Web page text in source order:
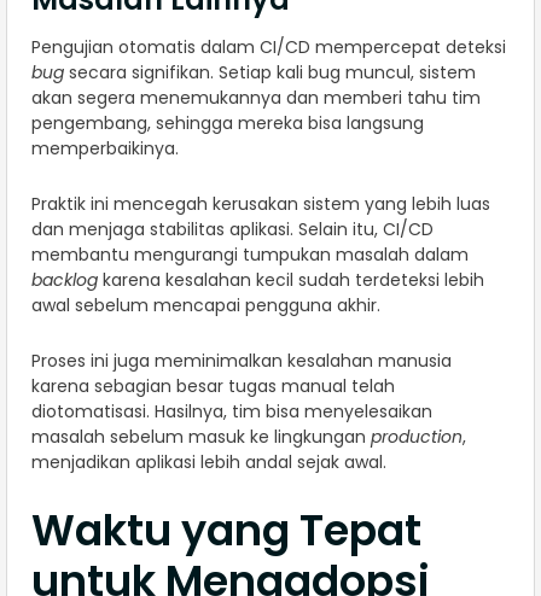
Pengujian otomatis dalam CI/CD mempercepat deteksi
bug secara signifikan. Setiap kali bug muncul, sistem
akan segera menemukannya dan memberi tahu tim
pengembang, sehingga mereka bisa langsung
memperbaikinya.
Praktik ini mencegah kerusakan sistem yang lebih luas
dan menjaga stabilitas aplikasi. Selain itu, CI/CD
membantu mengurangi tumpukan masalah dalam
backlog karena kesalahan kecil sudah terdeteksi lebih
awal sebelum mencapai pengguna akhir.
Proses ini juga meminimalkan kesalahan manusia
karena sebagian besar tugas manual telah
diotomatisasi. Hasilnya, tim bisa menyelesaikan
masalah sebelum masuk ke lingkungan production,
menjadikan aplikasi lebih andal sejak awal.
Waktu yang Tepat
untuk Mengadopsi